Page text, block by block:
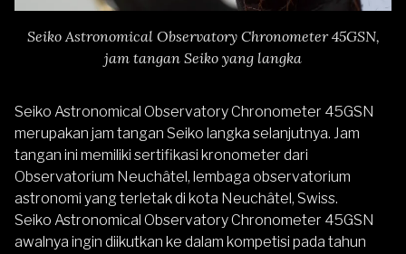
Seiko Astronomical Observatory Chronometer 45GSN,
jam tangan Seiko yang langka
Seiko Astronomical Observatory Chronometer 45GSN
merupakan jam tangan Seiko langka selanjutnya. Jam
tangan ini memiliki sertifikasi kronometer dari
Observatorium Neuchâtel, lembaga observatorium
astronomi yang terletak di kota Neuchâtel, Swiss.
Seiko Astronomical Observatory Chronometer 45GSN
awalnya ingin diikutkan ke dalam kompetisi pada tahun